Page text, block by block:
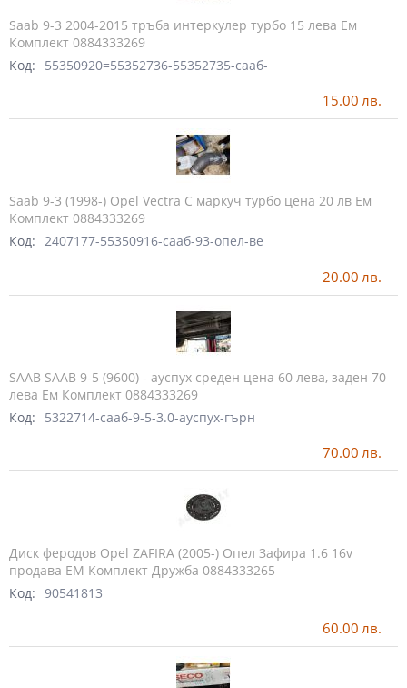
Saab 9-3 2004-2015 тръба интеркулер турбо 15 лева Ем
Комплект 0884333269
Код:
55350920=55352736-55352735-сааб-
15.00 лв.
Saab 9-3 (1998-) Opel Vectra C маркуч турбо цена 20 лв Ем
Комплект 0884333269
Код: 2407177-55350916-сааб-93-опел-ве
20.00 лв.
SAAB SAAB 9-5 (9600) - ауспух среден цена 60 лева, заден 70
лева Ем Комплект 0884333269
Код:
5322714-сааб-9-5-3.0-ауспух-гърн
70.00 лв.
Диск феродов Opel ZAFIRA (2005-) Опел Зафира 1.6 16v
продава ЕМ Комплект Дружба 0884333265
Код: 90541813
60.00 лв.